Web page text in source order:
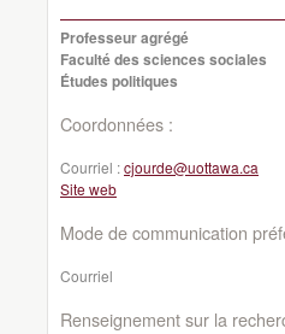
Professeur agrégé
Faculté des sciences sociales
Études politiques
Coordonnées :
Courriel :cjourde@uottawa.ca
Site web
Mode de communication
Courriel
Renseignement sur la